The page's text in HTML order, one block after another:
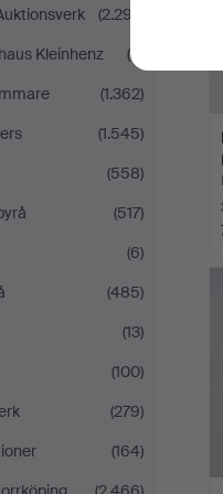
(2.297)
Kleinhenz
(9)
(1.362)
(1.545)
(558)
(517)
(6)
(485)
(13)
(100)
(279)
(164)